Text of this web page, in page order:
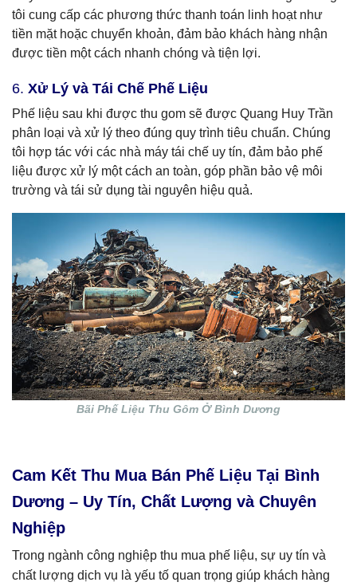
tôi cung cấp các phương thức thanh toán linh hoạt như
tiền mặt hoặc chuyển khoản, đảm bảo khách hàng nhận
được tiền một cách nhanh chóng và tiện lợi.
6. Xử Lý và Tái Chế Phế Liệu
Phế liệu sau khi được thu gom sẽ được Quang Huy Trần
phân loại và xử lý theo đúng quy trình tiêu chuẩn. Chúng
tôi hợp tác với các nhà máy tái chế uy tín, đảm bảo phế
liệu được xử lý một cách an toàn, góp phần bảo vệ môi
trường và tái sử dụng tài nguyên hiệu quả.
Bãi Phế Liệu Thu Gôm Ở Bình Dương
Cam Kết Thu Mua Bán Phế Liệu Tại Bình
Dương – Uy Tín, Chất Lượng và Chuyên
Nghiệp
Trong ngành công nghiệp thu mua phế liệu, sự uy tín và
chất lượng dịch vụ là yếu tố quan trọng giúp khách hàng